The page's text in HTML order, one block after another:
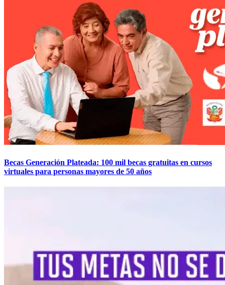
Becas Generación Plateada: 100 mil becas gratuitas en cursos
virtuales para personas mayores de 50 años